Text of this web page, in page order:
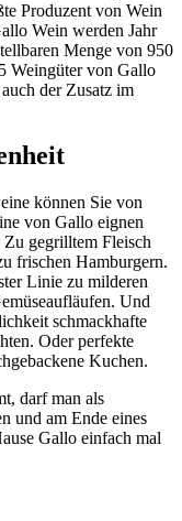
Produzent von Wein
Wein werden Jahr
Menge von 950
Weingüter von Gallo
der Zusatz im
können Sie von
von Gallo eignen
gegrilltem Fleisch
frischen Hamburgern.
Linie zu milderen
Und
schmackhafte
Oder perfekte
Kuchen.
darf man als
und am Ende eines
Gallo einfach mal